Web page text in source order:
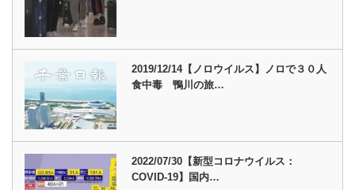
2019/12/14【ノロウイルス】ノロで３０人
食中毒 鴨川の旅…
2022/07/30【新型コロナウイルス：
COVID-19】国内…